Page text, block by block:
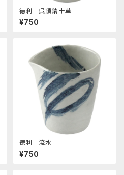
徳利 呉須錆十草
¥750
徳利 流水
¥750